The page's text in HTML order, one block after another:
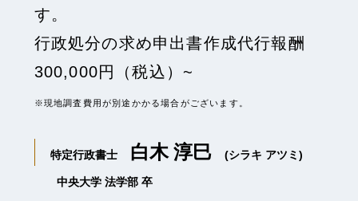
す。
行政処分の求め申出書作成代行報酬
300,000円（税込）~
※現地調査費用が別途かかる場合がございます。
特定行政書士 白木 淳巳 (シラキ アツミ)
中央大学 法学部 卒